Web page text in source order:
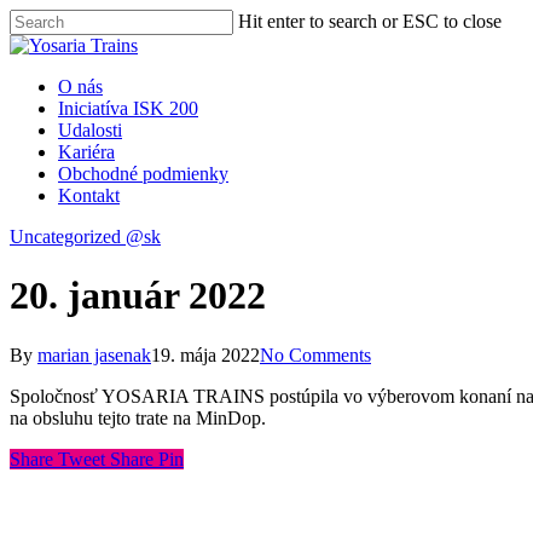
Hit enter to search or ESC to close
O nás
Iniciatíva ISK 200
Udalosti
Kariéra
Obchodné podmienky
Kontakt
Uncategorized @sk
20. január 2022
By marian jasenak19. mája 2022No Comments
Spoločnosť YOSARIA TRAINS postúpila vo výberovom konaní
na obsluhu tejto trate na MinDop.
Share Tweet Share Pin